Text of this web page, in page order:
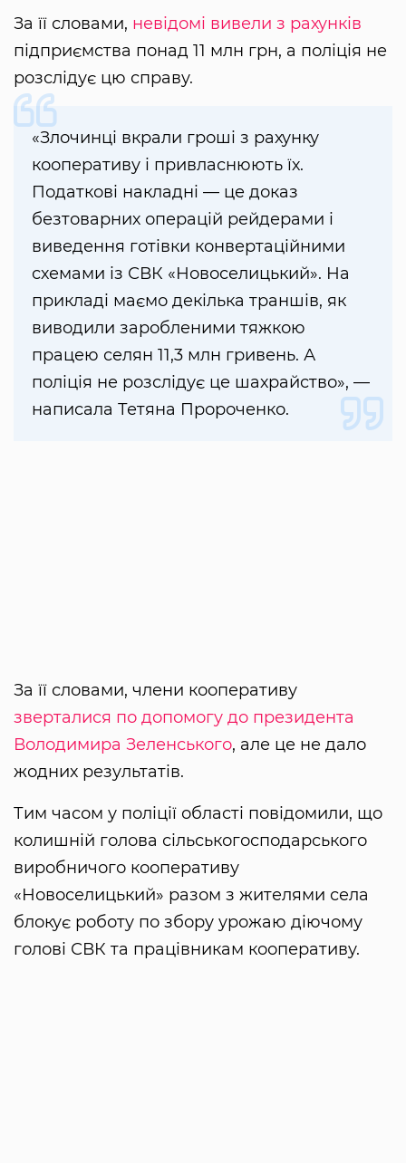
За її словами, невідомі вивели з рахунків
підприємства понад 11 млн грн, а поліція не
розслідує цю справу.
«Злочинці вкрали гроші з рахунку
кооперативу і привласнюють їх.
Податкові накладні — це доказ
безтоварних операцій рейдерами і
виведення готівки конвертаційними
схемами із СВК «Новоселицький». На
прикладі маємо декілька траншів, як
виводили заробленими тяжкою
працею селян 11,3 млн гривень. А
поліція не розслідує це шахрайство», —
написала Тетяна Пророченко.
За її словами, члени кооперативу
зверталися по допомогу до президента
Володимира Зеленського, але це не дало
жодних результатів.
Тим часом у поліції області повідомили, що
колишній голова сільськогосподарського
виробничого кооперативу
«Новоселицький» разом з жителями села
блокує роботу по збору урожаю діючому
голові СВК та працівникам кооперативу.